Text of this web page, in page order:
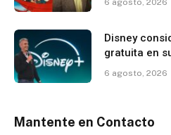
Disney
gratuita en
6 agosto, 2026
Mantente en Contacto